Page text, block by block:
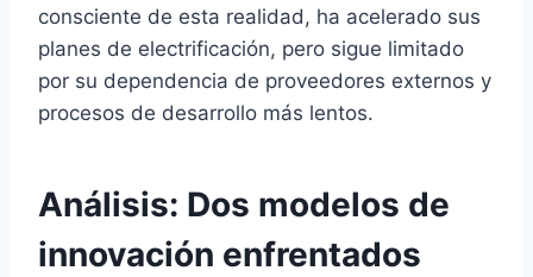
consciente de esta realidad, ha acelerado sus
planes de electrificación, pero sigue limitado
por su dependencia de proveedores externos y
procesos de desarrollo más lentos.
Análisis: Dos modelos de
innovación enfrentados